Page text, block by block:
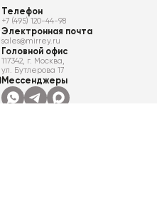
Телефон
+7 (495) 120-44-98
Электронная почта
sales@mirrey.ru
Головной офис
117342, г. Москва,
ул. Бутлерова 17
Мессенджеры